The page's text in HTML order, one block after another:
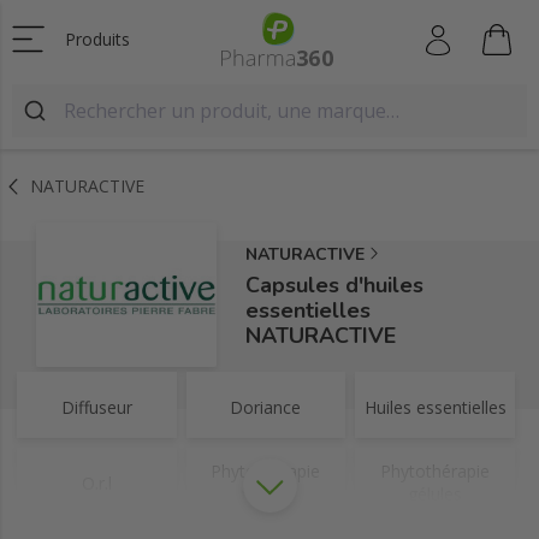
Produits
NATURACTIVE
NATURACTIVE
Capsules d'huiles
essentielles
NATURACTIVE
Diffuseur Doriance Huiles essentielles
fluides